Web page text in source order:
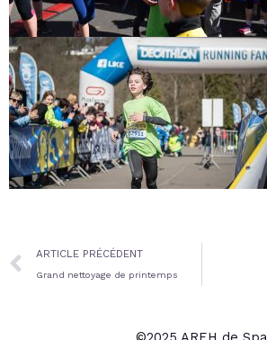
Prev
ARTICLE PRÉCÉDENT
Grand nettoyage de printemps